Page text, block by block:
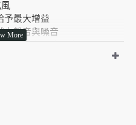
予最大增益
少雜音與噪音